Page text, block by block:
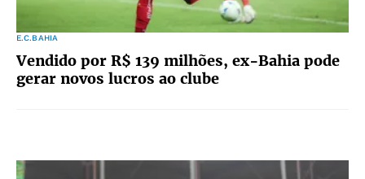
E.C.BAHIA
Vendido por R$ 139 milhões, ex-Bahia pode
gerar novos lucros ao clube